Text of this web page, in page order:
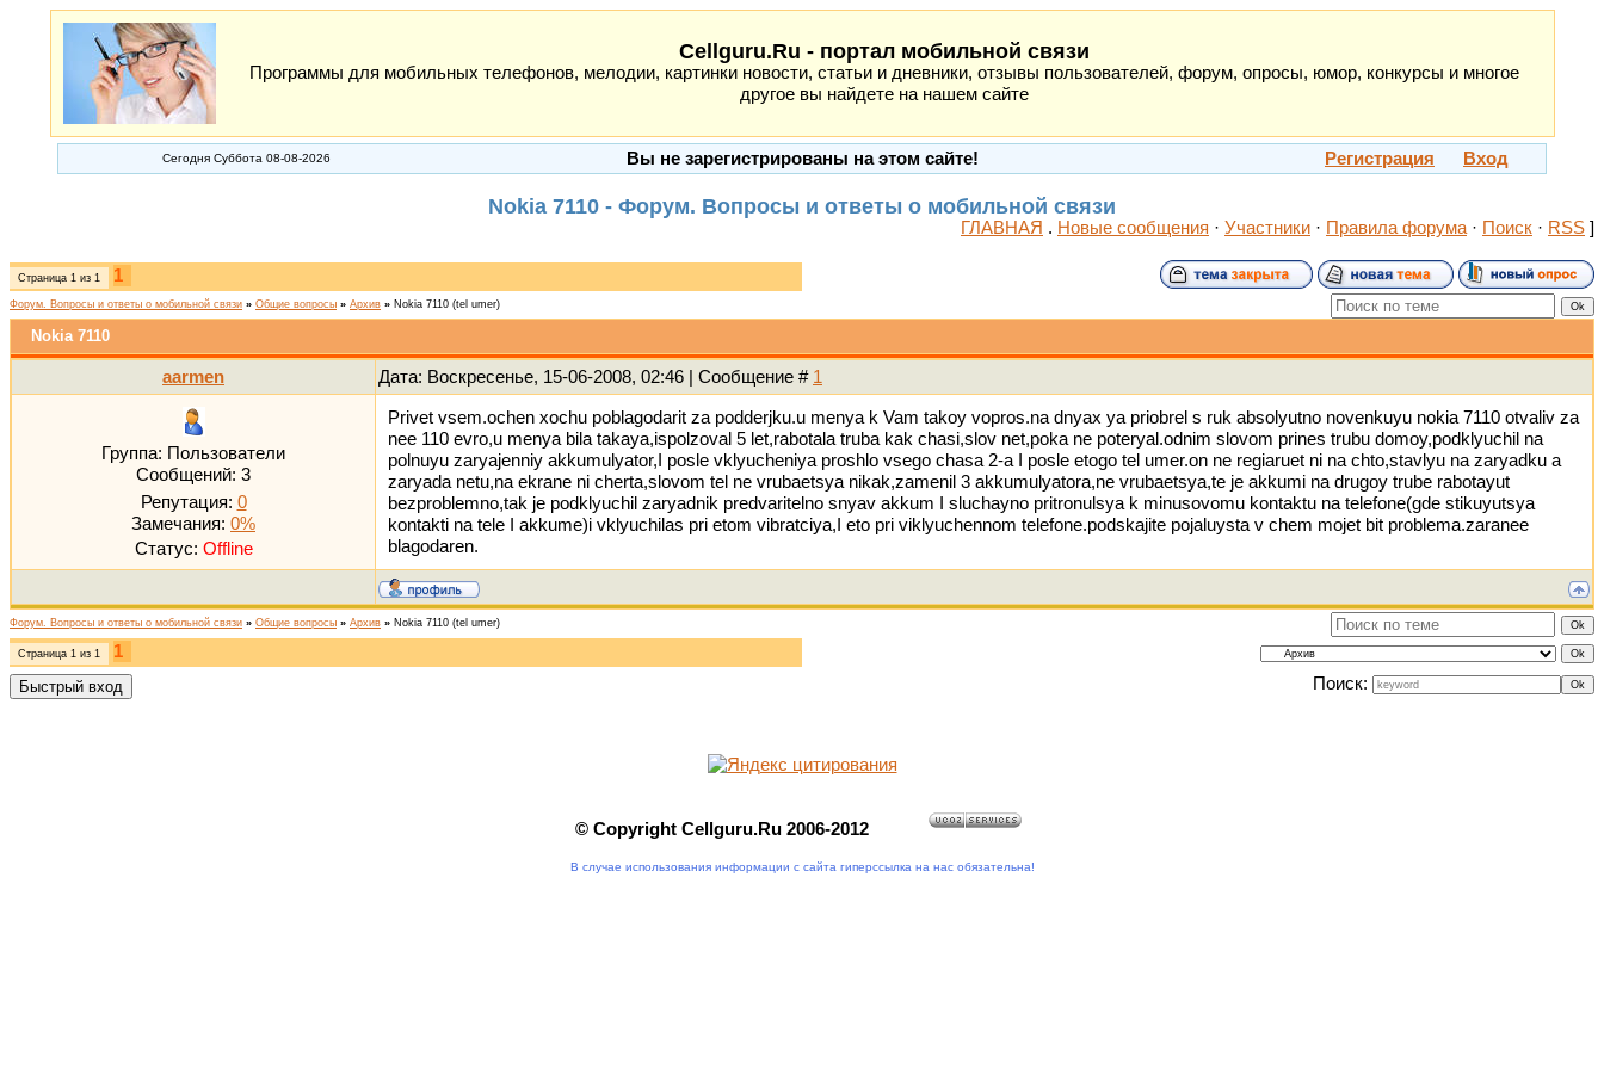
Cellguru.Ru - портал мобильной связи
Программы для мобильных телефонов, мелодии, картинки новости, статьи и дневники, отзывы пользователей, форум, опросы, юмор, конкурсы и многое
другое вы найдете на нашем сайте
Сегодня Суббота 08-08-2026 Вы не зарегистрированы на этом сайте! Регистрация Вход
Nokia 7110 - Форум. Вопросы и ответы о мобильной связи
ГЛАВНАЯ . Новые сообщения · Участники · Правила форума · Поиск · RSS ]
Страница 1 из 1 1
Форум. Вопросы и ответы о мобильной связи » Общие вопросы » Архив » Nokia 7110 (tel umer)
Nokia 7110
aarmen Дата: Воскресенье, 15-06-2008, 02:46 | Сообщение # 1
Группа: Пользователи
Сообщений: 3
Репутация: 0
Замечания: 0%
Статус: Offline
Privet vsem.ochen xochu poblagodarit za podderjku.u menya k Vam takoy vopros.na dnyax ya priobrel s ruk absolyutno novenkuyu nokia 7110 otvaliv za
nee 110 evro,u menya bila takaya,ispolzoval 5 let,rabotala truba kak chasi,slov net,poka ne poteryal.odnim slovom prines trubu domoy,podklyuchil na
polnuyu zaryajenniy akkumulyator,I posle vklyucheniya proshlo vsego chasa 2-a I posle etogo tel umer.on ne regiaruet ni na chto,stavlyu na zaryadku a
zaryada netu,na ekrane ni cherta,slovom tel ne vrubaetsya nikak,zamenil 3 akkumulyatora,ne vrubaetsya,te je akkumi na drugoy trube rabotayut
bezproblemno,tak je podklyuchil zaryadnik predvaritelno snyav akkum I sluchayno pritronulsya k minusovomu kontaktu na telefone(gde stikuyutsya
kontakti na tele I akkume)i vklyuchilas pri etom vibratciya,I eto pri viklyuchennom telefone.podskajite pojaluysta v chem mojet bit problema.zaranee
blagodaren.
Форум. Вопросы и ответы о мобильной связи » Общие вопросы » Архив » Nokia 7110 (tel umer)
Страница 1 из 1
1
Поиск:
© Copyright Cellguru.Ru 2006-2012
В случае использования информации с сайта гиперссылка на нас обязательна!